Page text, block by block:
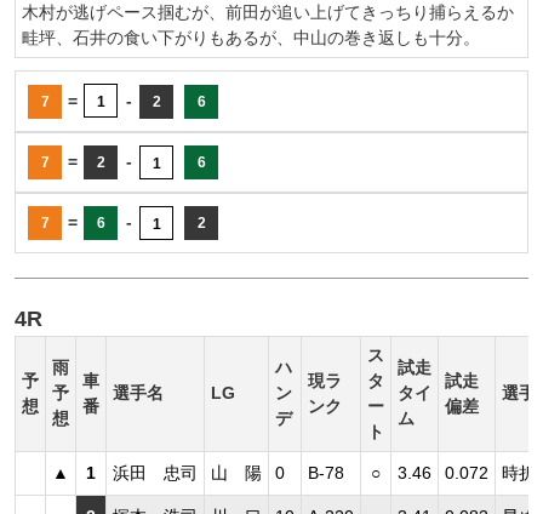
木村が逃げペース掴むが、前田が追い上げてきっちり捕らえるか
畦坪、石井の食い下がりもあるが、中山の巻き返しも十分。
7 = 1 - 2 6
7 = 2 - 1 6
7 = 6 - 1 2
4R
予
想
雨
予
想
車
番
選手名 LG
ハ
ン
デ
現ラ
ンク
ス
タ
ー
ト
試走
タイ
ム
試走
偏差
選手
▲ 1 浜田 忠司 山 陽 0 B-78 ○ 3.46 0.072 時折